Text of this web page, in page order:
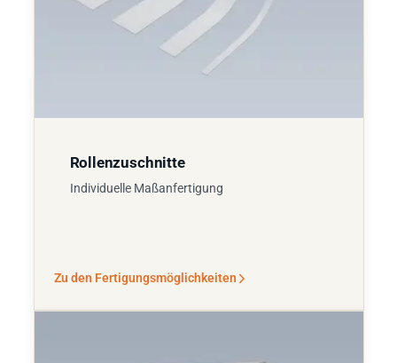
Rollenzuschnitte
Individuelle Maßanfertigung
Zu den Fertigungsmöglichkeiten